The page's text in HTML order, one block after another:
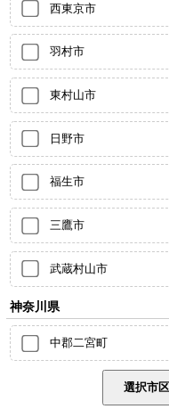
西東京市
羽村市
東村山市
日野市
福生市
三鷹市
武蔵村山市
神奈川県
中郡二宮町